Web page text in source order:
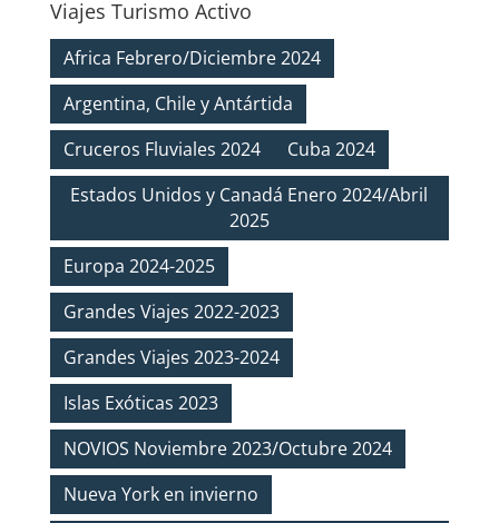
Viajes Turismo Activo
Africa Febrero/Diciembre 2024
Argentina, Chile y Antártida
Cruceros Fluviales 2024
Cuba 2024
Estados Unidos y Canadá Enero 2024/Abril
2025
Europa 2024-2025
Grandes Viajes 2022-2023
Grandes Viajes 2023-2024
Islas Exóticas 2023
NOVIOS Noviembre 2023/Octubre 2024
Nueva York en invierno